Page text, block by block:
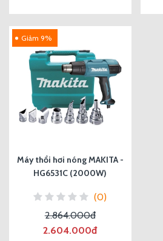
Giảm 9%
Máy thổi hơi nóng MAKITA -
HG6531C (2000W)
(0)
2.864.000đ
2.604.000đ